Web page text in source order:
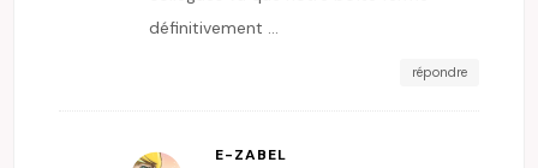
définitivement …
répondre
E-ZABEL